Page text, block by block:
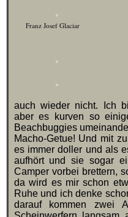
Franz Josef Glaciar
auch wieder nicht. Ich
aber es kurven so
Beachbuggies
Macho-Getue! Und mit
es immer doller und als
aufhört und sie sogar
Camper vorbei brettern,
da wird es mir schon
Ruhe und ich denke
darauf kommen zwei